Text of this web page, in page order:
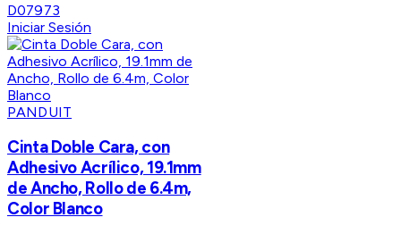
D07973
Iniciar Sesión
PANDUIT
Cinta Doble Cara, con
Adhesivo Acrílico, 19.1mm
de Ancho, Rollo de 6.4m,
Color Blanco